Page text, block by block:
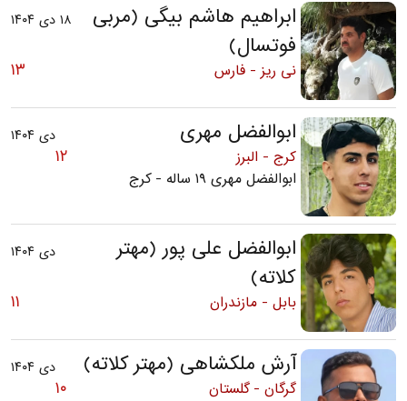
۱۸ دی ۱۴۰۴
ابراهیم هاشم بیگی (مربی
فوتسال)
۱۳ نی ریز - فارس
دی ۱۴۰۴ ابوالفضل مهری
۱۲
کرج - البرز
ابوالفضل مهری ۱۹ ساله - کرج
دی ۱۴۰۴
ابوالفضل علی پور (مهتر
کلاته)
۱۱ بابل - مازندران
دی ۱۴۰۴ آرش ملکشاهی (مهتر کلاته)
۱۰ گرگان - گلستان